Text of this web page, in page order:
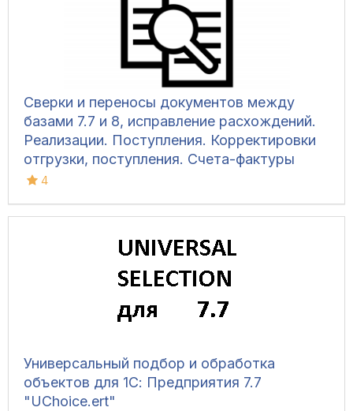
Сверки и переносы документов между
базами 7.7 и 8, исправление расхождений.
Реализации. Поступления. Корректировки
отгрузки, поступления. Счета-фактуры
выданные, полученные; исправленные
4
Универсальный подбор и обработка
объектов для 1С: Предприятия 7.7
"UChoice.ert"